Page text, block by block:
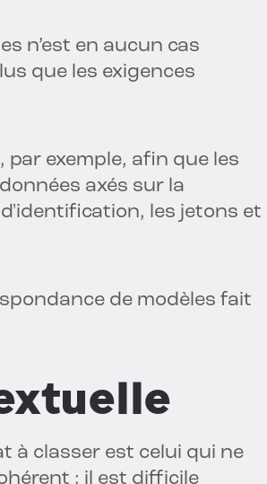
n’est en aucun cas
que les exigences
exemple, afin que les
axés sur la
les jetons et
de modèles fait
à classer est celui qui ne
: il est difficile